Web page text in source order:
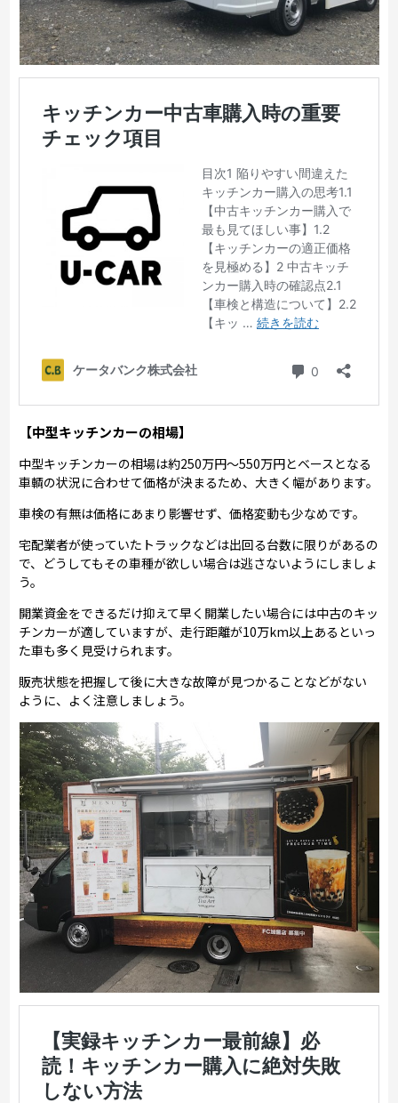
【中型キッチンカーの相場】
中型キッチンカーの相場は約250万円～550万円とベースとなる
車輌の状況に合わせて価格が決まるため、大きく幅があります。
車検の有無は価格にあまり影響せず、価格変動も少なめです。
宅配業者が使っていたトラックなどは出回る台数に限りがあるの
で、どうしてもその車種が欲しい場合は逃さないようにしましょ
う。
開業資金をできるだけ抑えて早く開業したい場合には中古のキッ
チンカーが適していますが、走行距離が10万km以上あるといっ
た車も多く見受けられます。
販売状態を把握して後に大きな故障が見つかることなどがない
ように、よく注意しましょう。